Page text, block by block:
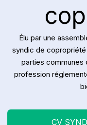
Élu par une
syndic de
parties
profession
CV